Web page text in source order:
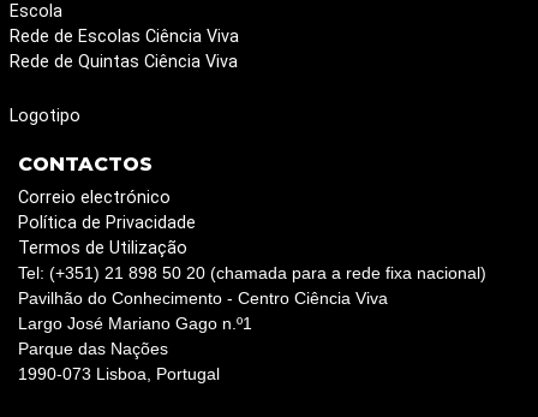
Escola
Rede de Escolas Ciência Viva
Rede de Quintas Ciência Viva
Logotipo
CONTACTOS
Correio electrónico
Política de Privacidade
Termos de Utilização
Tel: (+351) 21 898 50 20 (chamada para a rede fixa nacional)
Pavilhão do Conhecimento - Centro Ciência Viva
Largo José Mariano Gago n.º1
Parque das Nações
1990-073 Lisboa, Portugal